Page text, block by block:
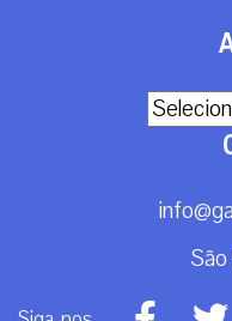
Arquivos